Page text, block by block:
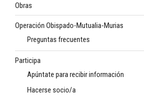
Obras
Operación Obispado-Mutualia-Murias
Preguntas frecuentes
Participa
Apúntate para recibir información
Hacerse socio/a